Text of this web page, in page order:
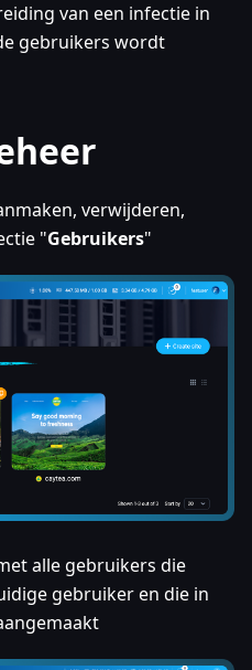
van een infectie in
gebruikers wordt
verwijderen,
"Gebruikers"
alle gebruikers die
gebruiker en die in